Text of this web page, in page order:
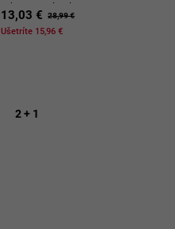
rebrovanej bavlny
13,03 € 28,99 €
Ušetríte 15,96 €
2 + 1